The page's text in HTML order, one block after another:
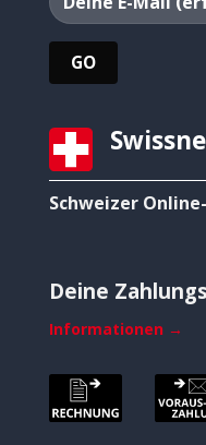
Schweizer
Deine
Informationen →